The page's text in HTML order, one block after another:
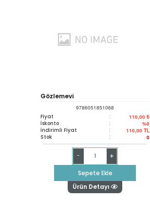
Gözlemevi
9786051851068
Fiyat : 110,00 ₺
İskonto : %0
İndirimli Fiyat : 110,00 TL
Stok : 0
- +
Sepete Ekle
Ürün Detayı